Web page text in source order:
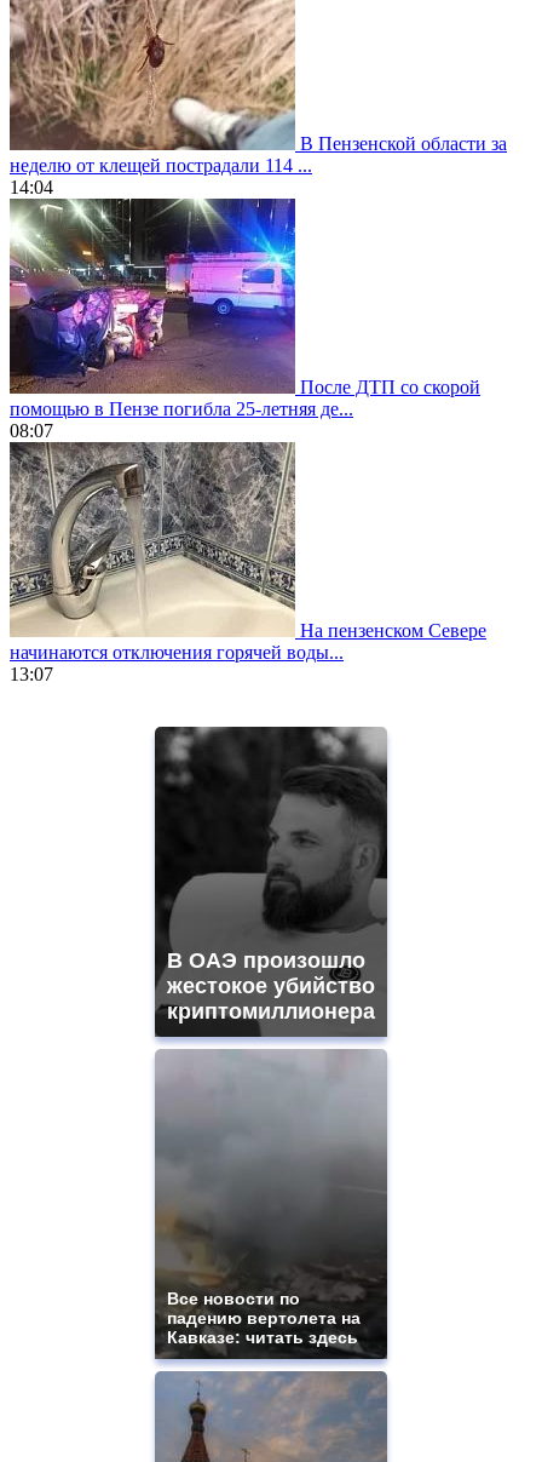
В Пензенской области за
неделю от клещей пострадали 114 ...
14:04
После ДТП со скорой
помощью в Пензе погибла 25-летняя де...
08:07
На пензенском Севере
начинаются отключения горячей воды...
13:07
https://gradewatches.to/
В ОАЭ произошло
жестокое убийство
криптомиллионера
Все новости по
падению вертолета на
Кавказе: читать здесь